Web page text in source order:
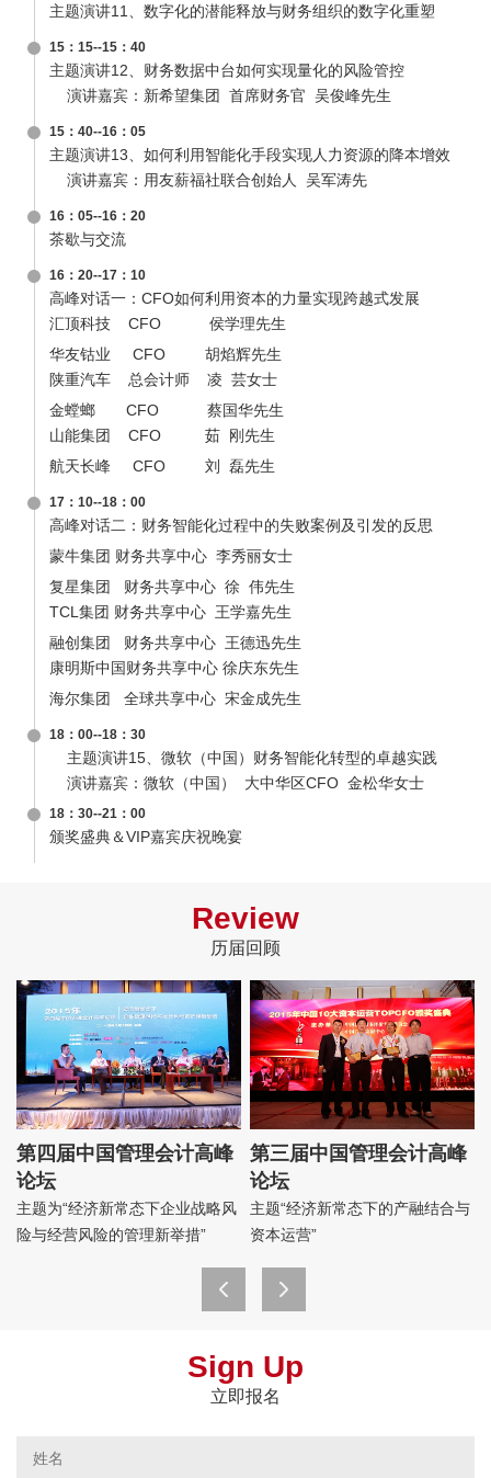
主题演讲11、数字化的潜能释放与财务组织的数字化重塑
15：15--15：40
主题演讲12、财务数据中台如何实现量化的风险管控
演讲嘉宾：新希望集团 首席财务官 吴俊峰先生
15：40--16：05
主题演讲13、如何利用智能化手段实现人力资源的降本增效
演讲嘉宾：用友薪福社联合创始人 吴军涛先
16：05--16：20
茶歇与交流
16：20--17：10
高峰对话一：CFO如何利用资本的力量实现跨越式发展
汇顶科技 CFO 侯学理先生
华友钴业 CFO 胡焰辉先生
陕重汽车 总会计师 凌 芸女士
金螳螂 CFO 蔡国华先生
山能集团 CFO 茹 刚先生
航天长峰 CFO 刘 磊先生
17：10--18：00
高峰对话二：财务智能化过程中的失败案例及引发的反思
蒙牛集团 财务共享中心 李秀丽女士
复星集团 财务共享中心 徐 伟先生
TCL集团 财务共享中心 王学嘉先生
融创集团 财务共享中心 王德迅先生
康明斯中国财务共享中心 徐庆东先生
海尔集团 全球共享中心 宋金成先生
18：00--18：30
主题演讲15、微软（中国）财务智能化转型的卓越实践
演讲嘉宾：微软（中国） 大中华区CFO 金松华女士
18：30--21：00
颁奖盛典＆VIP嘉宾庆祝晚宴
Review
历届回顾
第四届中国管理会计高峰
论坛
主题为“经济新常态下企业战略风
险与经营风险的管理新举措”
第三届中国管理会计高峰
论坛
主题“经济新常态下的产融结合与
资本运营”
Sign Up
立即报名